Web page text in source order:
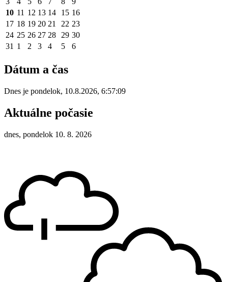
10 11 12 13 14 15 16
17 18 19 20 21 22 23
24 25 26 27 28 29 30
31 1 2 3 4 5 6
Dátum a čas
Dnes je pondelok, 10.8.2026, 6:57:09
Aktuálne počasie
dnes, pondelok 10. 8. 2026